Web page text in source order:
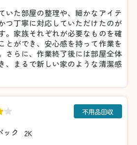
いた部屋の整理や、細かなアイテ
つ丁寧に対応していただけたのが
。家族それぞれが必要なものを確
とができ、安心感を持って作業を
さらに、作業終了後には部屋全体
、まるで新しい家のような清潔感
ック 2K
不用品回収